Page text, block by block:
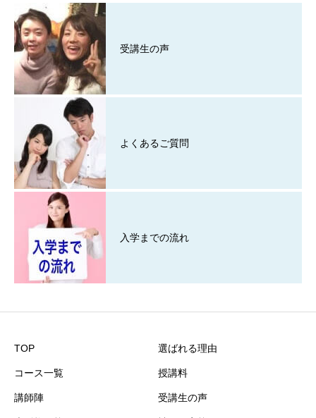
受講生の声
よくあるご質問
入学までの流れ
TOP 選ばれる理由
コース一覧 授講料
講師陣 受講生の声